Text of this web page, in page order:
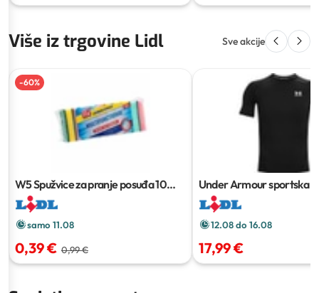
Više iz trgovine Lidl Sve akcije
-60%
W5 Spužvice za pranje posuđa10
kom
samo 11.08
0,39 € 0,99 €
Under Armour sportska
12.08 do 16.08
17,99 €